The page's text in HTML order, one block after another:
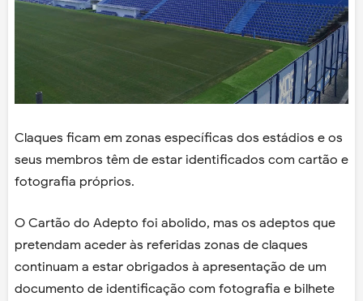
Claques ficam em zonas específicas dos estádios e os
seus membros têm de estar identificados com cartão e
fotografia próprios.
O Cartão do Adepto foi abolido, mas os adeptos que
pretendam aceder às referidas zonas de claques
continuam a estar obrigados à apresentação de um
documento de identificação com fotografia e bilhete